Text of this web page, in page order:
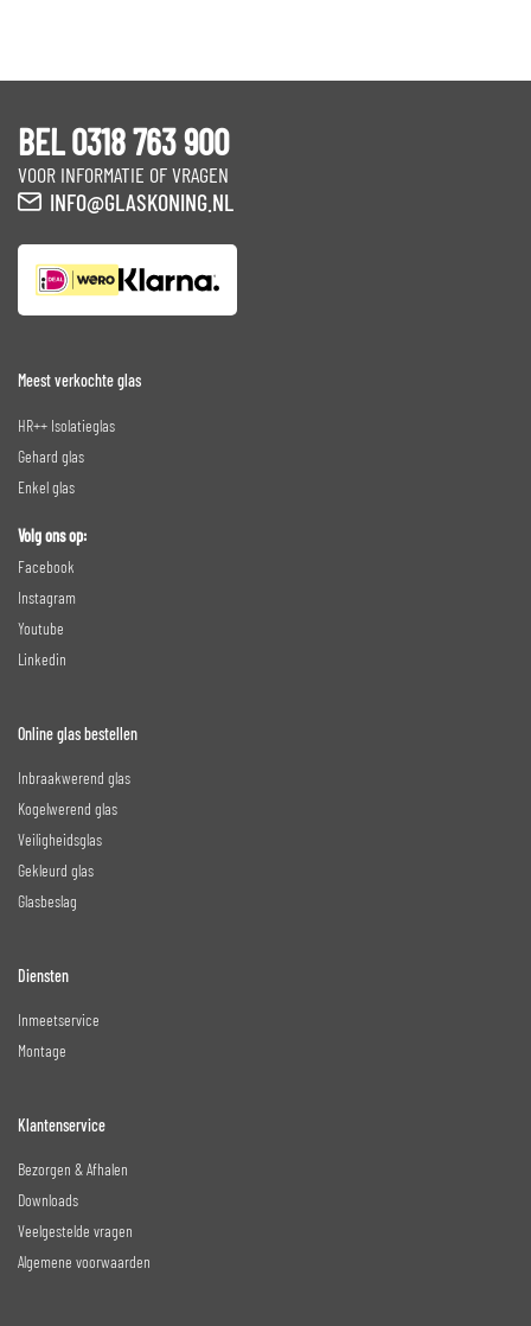
BEL 0318 763 900
VOOR INFORMATIE OF VRAGEN
INFO@GLASKONING.NL
Meest verkochte glas
HR++ Isolatieglas
Gehard glas
Enkel glas
Volg ons op:
Facebook
Instagram
Youtube
Linkedin
Online glas bestellen
Inbraakwerend glas
Kogelwerend glas
Veiligheidsglas
Gekleurd glas
Glasbeslag
Diensten
Inmeetservice
Montage
Klantenservice
Bezorgen & Afhalen
Downloads
Veelgestelde vragen
Algemene voorwaarden